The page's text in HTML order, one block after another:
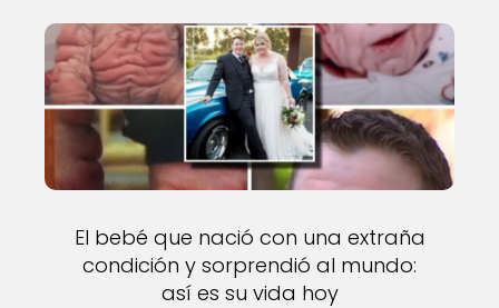
El bebé que nació con una extraña
condición y sorprendió al mundo:
así es su vida hoy